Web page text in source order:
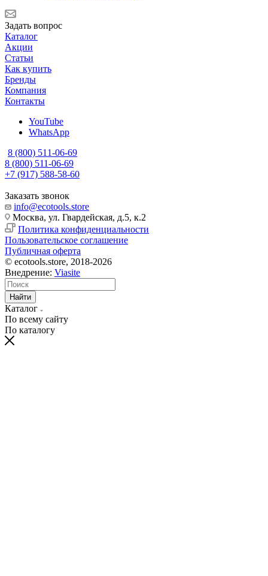
Задать вопрос
Каталог
Акции
Статьи
Как купить
Бренды
Компания
Контакты
YouTube
WhatsApp
8 (800) 511-06-69
8 (800) 511-06-69
+7 (917) 588-58-60
Заказать звонок
info@ecotools.store
Москва, ул. Гвардейская, д.5, к.2
Политика конфиденциальности
Пользовательское соглашение
Публичная оферта
© ecotools.store, 2018-2026
Внедрение: Viasite
Найти
Каталог
По всему сайту
По каталогу